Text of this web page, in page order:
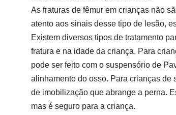
As fraturas de fêmur em crianças não
atento aos sinais desse tipo de lesão,
Existem diversos tipos de tratamento
fratura e na idade da criança. Para
pode ser feito com o suspensório de
alinhamento do osso. Para crianças de
de imobilização que abrange a perna.
mas é seguro para a criança.